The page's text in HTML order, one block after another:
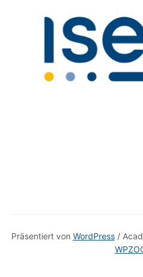
Präsentiert von WordPress/